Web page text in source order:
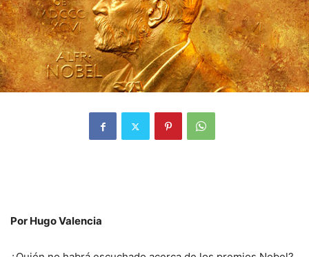
Por Hugo Valencia